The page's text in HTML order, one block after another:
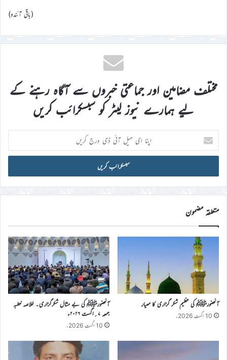
(باقی آئندہ)
مختلف مضامین اور جماعتی خبروں سے آگاہ رہنے کے
لیے ہمارے نیوز لیٹر کو سبسکرائب کریں
اپنا
ای
میل
ڈی
درج
کریں
متعلقہ مضمون
آنحضورﷺ کی عظیم شکر گزاری کا معیار
10 اگست 2026ء
آنحضورﷺ کی بے مثال شکرگزاری۔ خلاصہ خطبہ
جمعہ ۷؍اگست ۲۰۲۶ء
10 اگست 2026ء